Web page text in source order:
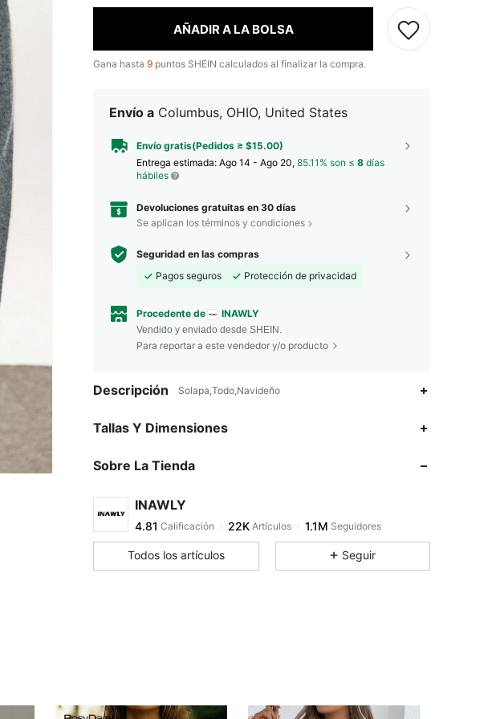
AÑADIR A LA BOLSA
Gana hasta 9 puntos SHEIN calculados al finalizar la compra.
Envío a Columbus, OHIO, United States
Envío gratis(Pedidos ≥ $15.00)
Entrega estimada: Ago 14 - Ago 20, 85.11% son ≤ 8 días
hábiles
Devoluciones gratuitas en 30 días
Se aplican los términos y condiciones
Seguridad en las compras
Pagos seguros
Protección de privacidad
Procedente de INAWLY
Vendido y enviado desde SHEIN.
Para reportar a este vendedor y/o producto
Descripción Solapa,Todo,Navideño
Tallas Y Dimensiones
Sobre La Tienda
INAWLY
4.81
4.81
v***npagó Hace 2 horas
4.81
4.81 22K 1.1M
Todos los artículos Seguir